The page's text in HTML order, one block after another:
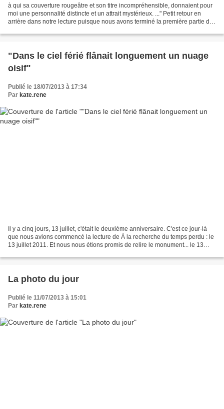
à qui sa couverture rougeâtre et son titre incompréhensible, donnaient pour
moi une personnalité distincte et un attrait mystérieux. ..." Petit retour en
arrière dans notre lecture puisque nous avons terminé la première partie des
"Dans le ciel férié flânait longuement un nuage
oisif"
Publié le 18/07/2013 à 17:34
Par kate.rene
Il y a cinq jours, 13 juillet, c'était le deuxième anniversaire. C'est ce jour-là
que nous avions commencé la lecture de À la recherche du temps perdu : le
13 juillet 2011. Et nous nous étions promis de relire le monument... le 13
La photo du jour
Publié le 11/07/2013 à 15:01
Par kate.rene